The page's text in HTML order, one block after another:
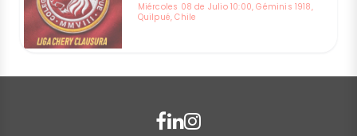
Miércoles 08 de Julio 10:00, Géminis 1918,
Quilpué, Chile